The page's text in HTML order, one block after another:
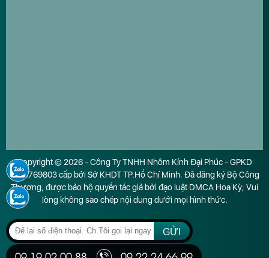
Copyright © 2026 - Công Ty TNHH Nhôm Kính Đại Phúc - GPKD
0316769803 cấp bởi Sở KHDT TP.Hồ Chí Minh. Đã đăng ký Bộ Công
Thương, được bảo hộ quyền tác giả bởi đạo luật DMCA Hoa Kỳ; Vui
lòng không sao chép nội dung dưới mọi hình thức.
GỬI